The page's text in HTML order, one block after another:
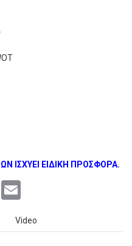
ΙΣΧΥΕΙ ΕΙΔΙΚΗ ΠΡΟΣΦΟΡΑ.
LinkedIn
Video